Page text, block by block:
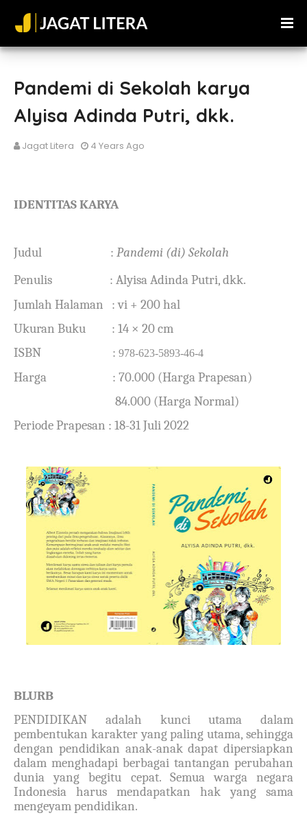
Pandemi di Sekolah karya
Alyisa Adinda Putri, dkk.
Jagat Litera 4 Years Ago
IDENTITAS KARYA
Judul : Pandemi (di) Sekolah
Penulis
: Alyisa Adinda Putri, dkk.
Jumlah Halaman
: vi + 200 hal
Ukuran Buku
: 14 × 20 cm
ISBN
: 978-623-5893-46-4
Harga
: 70.000 (Harga Prapesan)
84.000 (Harga Normal)
Periode Prapesan : 18-31 Juli 2022
BLURB
PENDIDIKAN adalah kunci utama dalam
pembentukan karakter yang paling utama, sehingga
dengan pendidikan anak-anak dapat dipersiapkan
dalam menghadapi berbagai tantangan perubahan
dunia yang begitu cepat. Semua warga negara
Indonesia harus mendapatkan hak yang sama
mengeyam pendidikan.